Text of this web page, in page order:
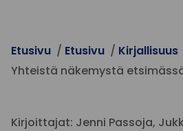
Etusivu Etusivu
Kirjallisuus
Yhteistä näkemystä
Kirjoittajat: Jenni Passoja,